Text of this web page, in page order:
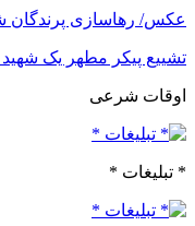
عکس/ رهاسازی
تشییع پیکر مطهر یک شهید
اوقات شرعی
* تبلیغات *